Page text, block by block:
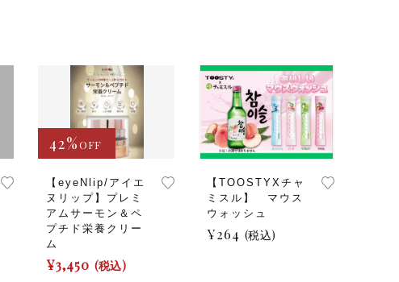
【eyeNlip/アイエ
ヌリップ】プレミ
アムサーモン＆ペ
プチド栄養クリー
ム
¥3,450 (税込)
42%OFF
【TOOSTYXチャ
ミスル】 マウス
ウォッシュ
¥264 (税込)
こ
の
品
に
は
数
の
バ
子カテゴリ
価格帯
～